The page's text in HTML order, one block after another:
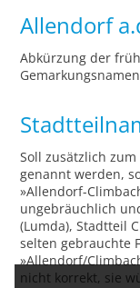
Allendorf
Abkürzung der
Soll zusätzlich
genannt werden,
»Allendorf-
ungebräuchlich
(Lumda), Stadtteil
selten gebrauchte
»Allendorf/
nicht korrekt, sie